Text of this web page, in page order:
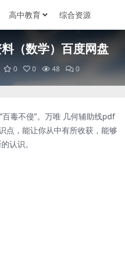
高中教育 综合资源
（数学）百度网盘
0 0 48 0
毒不侵”。万唯 几何辅助线pdf
点，能让你从中有所收获，能够
认识。